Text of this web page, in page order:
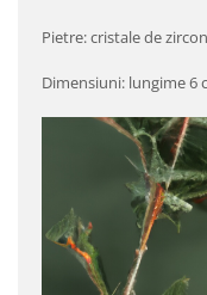
Pietre: cristale de
Dimensiuni: lungime 6